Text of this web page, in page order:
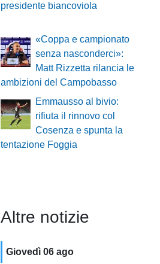
presidente biancoviola
«Coppa e campionato
senza nasconderci»:
Matt Rizzetta rilancia le
ambizioni del Campobasso
Emmausso al bivio:
rifiuta il rinnovo col
Cosenza e spunta la
tentazione Foggia
Altre notizie
Giovedì 06 ago